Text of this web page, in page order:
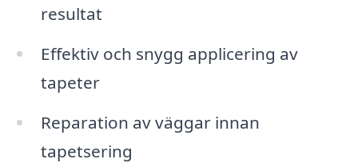
resultat
Effektiv och snygg applicering av
tapeter
Reparation av väggar innan
tapetsering